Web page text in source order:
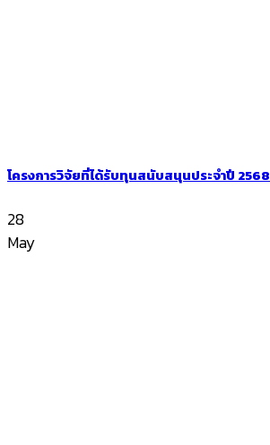
โครงการวิจัยที่ได้รับทุนสนับสนุนประจำปี 2568
28
May